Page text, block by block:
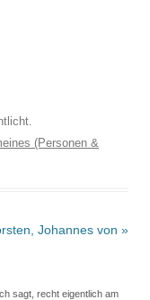
(Personen &
Johannes von »
sagt, recht eigentlich am